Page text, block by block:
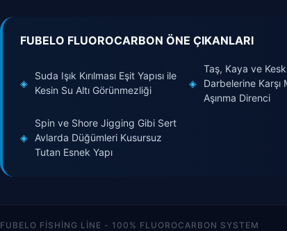
FUBELO FLUOROCARBON ÖNE ÇIKANLARI
◈
Suda Işık Kırılması Eşit Yapısı ile
Kesin Su Altı Görünmezliği
◈
Taş, Kaya ve
Darbelerine Karşı
Aşınma Direnci
◈
Spin ve Shore Jigging Gibi Sert
Avlarda Düğümleri Kusursuz
Tutan Esnek Yapı
FUBELO FISHING LINE - 100% FLUOROCARBON SYSTEM